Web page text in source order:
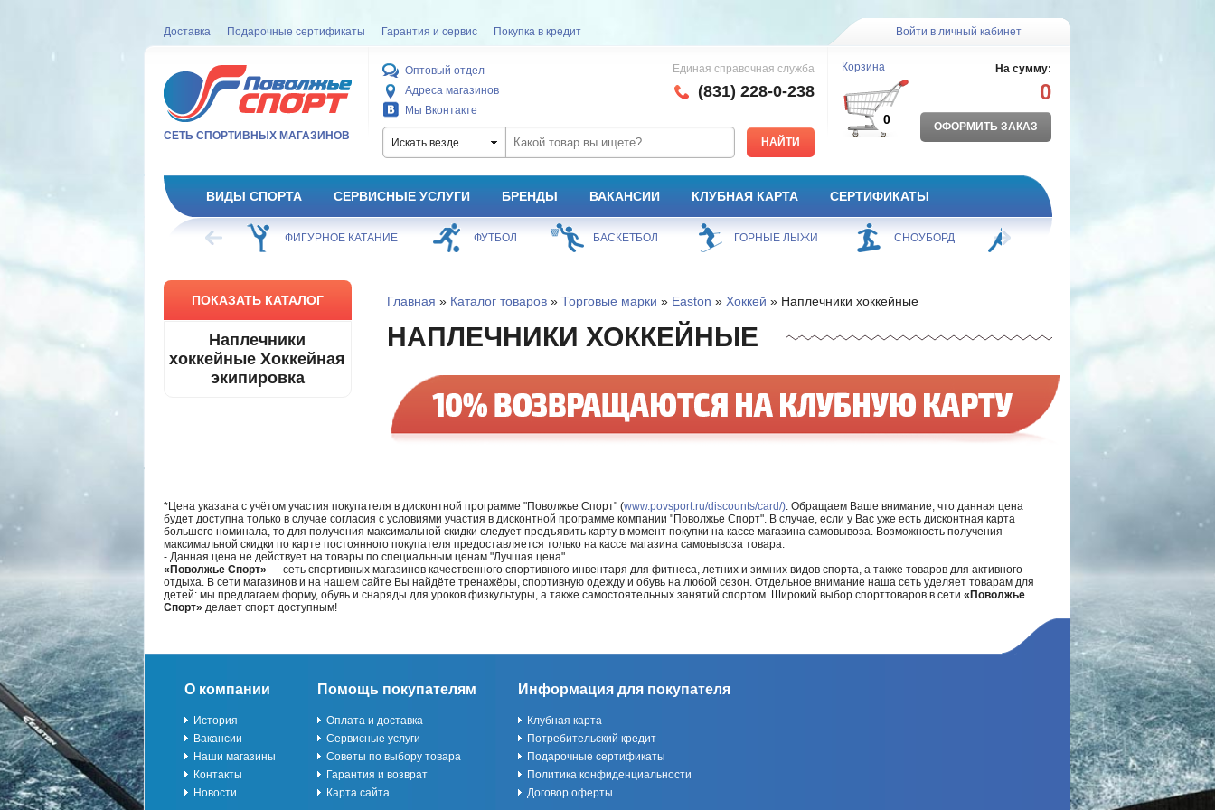
Доставка Подарочные сертификаты Гарантия и сервис Покупка в кредит Войти в личный кабинет
СЕТЬ СПОРТИВНЫХ МАГАЗИНОВ
Оптовый отдел
Адреса магазинов
Мы Вконтакте
Единая справочная служба
(831) 228-0-238
Искать везде
Корзина
0
На сумму:
0
ОФОРМИТЬ ЗАКАЗ
ВИДЫ СПОРТА СЕРВИСНЫЕ УСЛУГИ БРЕНДЫ ВАКАНСИИ КЛУБНАЯ КАРТА СЕРТИФИКАТЫ
ХОККЕЙ ФИГУРНОЕ КАТАНИЕ ФУТБОЛ БАСКЕТБОЛ ГОРНЫЕ ЛЫЖИ СНОУБОРД
ПОКАЗАТЬ КАТАЛОГ
Наплечники
хоккейные Хоккейная
экипировка
Главная » Каталог товаров» Торговые марки » Easton » Хоккей » Наплечники хоккейные
НАПЛЕЧНИКИ ХОККЕЙНЫЕ
*Цена указана с учётом участия покупателя в дисконтной программе "Поволжье Спорт" (www.povsport.ru/discounts/card/). Обращаем Ваше внимание, что данная цена
будет доступна только в случае согласия с условиями участия в дисконтной программе компании "Поволжье Спорт". В случае, если у Вас уже есть дисконтная карта
большего номинала, то для получения максимальной скидки следует предъявить карту в момент покупки на кассе магазина самовывоза. Возможность получения
максимальной скидки по карте постоянного покупателя предоставляется только на кассе магазина самовывоза товара.
- Данная цена не действует на товары по специальным ценам "Лучшая цена".
«Поволжье Спорт» — сеть спортивных магазинов качественного спортивного инвентаря для фитнеса, летних и зимних видов спорта, а также товаров для активного
отдыха. В сети магазинов и на нашем сайте Вы найдёте тренажёры, спортивную одежду и обувь на любой сезон. Отдельное внимание наша сеть уделяет товарам для
детей: мы предлагаем форму, обувь и снаряды для уроков физкультуры, а также самостоятельных занятий спортом. Широкий выбор спорттоваров в сети «Поволжье
Спорт» делает спорт доступным!
О компании
История
Вакансии
Наши магазины
Контакты
Новости
Помощь покупателям
Оплата и доставка
Сервисные услуги
Советы по выбору товара
Гарантия и возврат
Карта сайта
Информация для покупателя
Клубная карта
Потребительский кредит
Подарочные сертификаты
Политика конфиденциальности
Договор оферты